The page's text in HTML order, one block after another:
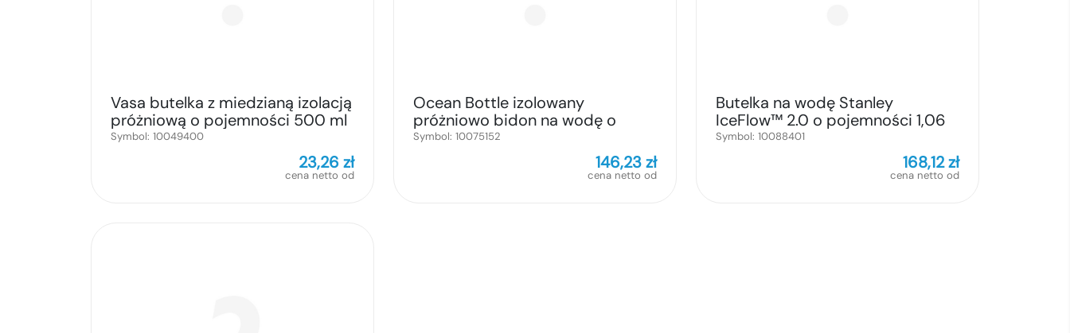
Vasa butelka z miedzianą izolacją
próżniową o pojemności 500 ml
Symbol: 10049400
23,26zł
cena netto od
Ocean Bottle izolowany
próżniowo bidon na wodę o
pojemności 500 ml
Symbol: 10075152
146,23zł
cena netto od
Butelka na wodę Stanley
IceFlow™ 2.0 o pojemności 1,06
litra ze składaną słomką
Symbol: 10088401
168,12zł
cena netto od